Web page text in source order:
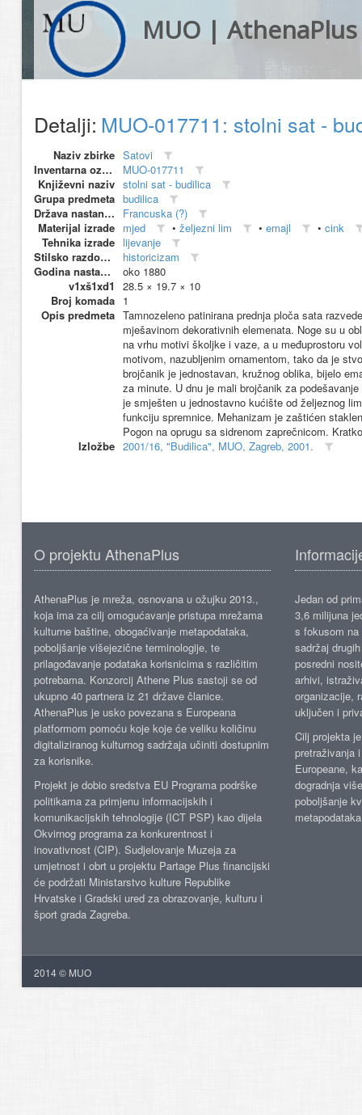
MUO | AthenaPlus
Detalji: MUO-017711: stolni sat -
Naziv zbirke Satovi
Inventarna oznaka
MUO-017711
Književni naziv stolni sat - budilica
Grupa predmeta budilica
Država nastanka
Francuska (?)
Materijal izrade mjed • željezni lim • emajl • cink
Tehnika izrade lijevanje
Stilsko razdoblje
historicizam
Godina nastanka
oko 1880
v1xš1xd1
28.5 × 19.7 × 10
Broj komada 1
Opis predmeta Tamnozeleno patinirana prednja ploča sata
mješavinom dekorativnih elemenata. Noge su u
na vrhu motivi školjke i vaze, a u međuprostoru
motivom, nazubljenim ornamentom, tako da je
brojčanik je jednostavan, kružnog oblika, bijelo
za minute. U dnu je mali brojčanik za
je smješten u jednostavno kućište od željeznog
funkciju spremnice. Mehanizam je zaštićen
Pogon na oprugu sa sidrenom zaprečnicom.
Izložbe 2001/16, "Budilica", MUO, Zagreb, 2001.
O projektu AthenaPlus
AthenaPlus je mreža, osnovana u ožujku 2013.,
koja ima za cilj omogućavanje pristupa mrežama
kulturne baštine, obogaćivanje metapodataka,
poboljšanje višejezične terminologije, te
prilagođavanje podataka korisnicima s različitim
potrebama. Konzorcij Athene Plus sastoji se od
ukupno 40 partnera iz 21 države članice.
AthenaPlus je usko povezana s Europeana
platformom pomoću koje koje će veliku količinu
digitaliziranog kulturnog sadržaja učiniti dostupnim
za korisnike.
Projekt je dobio sredstva EU Programa podrške
politikama za primjenu informacijskih i
komunikacijskih tehnologije (ICT PSP) kao dijela
Okvirnog programa za konkurentnost i
inovativnost (CIP). Sudjelovanje Muzeja za
umjetnost i obrt u projektu Partage Plus financijski
će podržati Ministarstvo kulture Republike
Hrvatske i Gradski ured za obrazovanje, kulturu i
šport grada Zagreba.
Jedan od
3,6 milijuna
s fokusom
sadržaj
posredni
arhivi,
organizacije,
uključen i
Cilj projekta
pretraživanja
Europeane,
dogradnja
poboljšanje
2014 © MUO